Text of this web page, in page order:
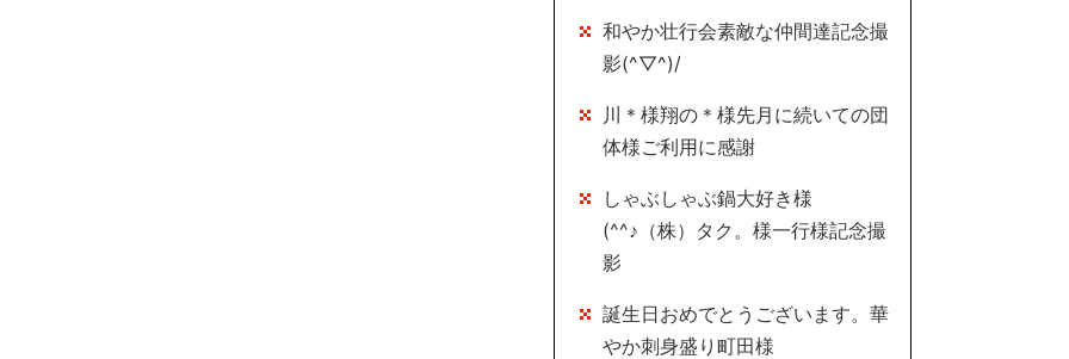
和やか壮行会素敵な仲間達記念撮
影(^▽^)/
川＊様翔の＊様先月に続いての団
体様ご利用に感謝
しゃぶしゃぶ鍋大好き様
(^^♪（株）タク。様一行様記念撮
影
誕生日おめでとうございます。華
やか刺身盛り町田様